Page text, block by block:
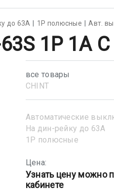
до 63А 1Р полюсные Авт.
1P 1A С
все товары
CHINT
Автоматические
На дин-рейку до 63А
1Р полюсные
Цена:
Узнать цену можно
кабинете